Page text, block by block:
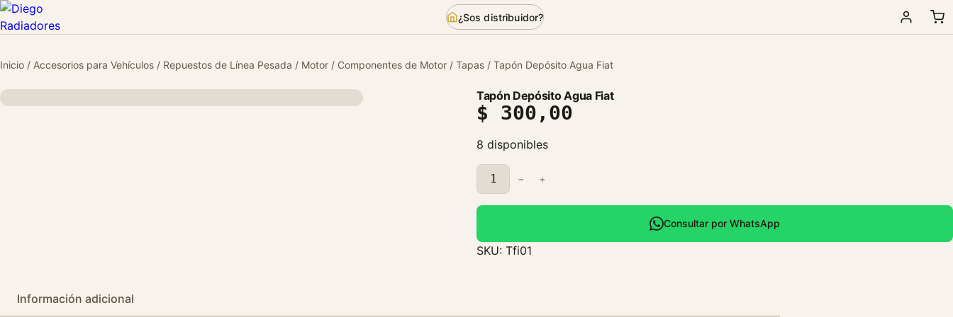
¿Sos distribuidor?
Inicio / Accesorios para Vehículos / Repuestos de Línea Pesada / Motor / Componentes de Motor / Tapas / Tapón Depósito Agua Fiat
Tapón Depósito Agua Fiat
$ 300,00
8 disponibles
T
a
p
n
D
− +
Consultar por WhatsApp
SKU: Tfi01
Información adicional